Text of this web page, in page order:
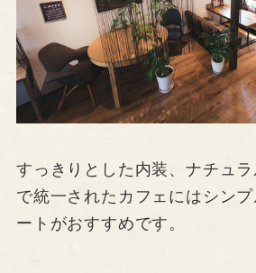
すっきりとした内装、ナチュ
で統一されたカフェにはシン
ートがおすすめです。